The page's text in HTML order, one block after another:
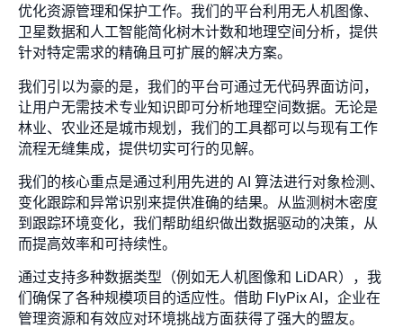
优化资源管理和保护工作。我们的平台利用无人机图像、
卫星数据和人工智能简化树木计数和地理空间分析，提供
针对特定需求的精确且可扩展的解决方案。
我们引以为豪的是，我们的平台可通过无代码界面访问，
让用户无需技术专业知识即可分析地理空间数据。无论是
林业、农业还是城市规划，我们的工具都可以与现有工作
流程无缝集成，提供切实可行的见解。
我们的核心重点是通过利用先进的 AI 算法进行对象检测、
变化跟踪和异常识别来提供准确的结果。从监测树木密度
到跟踪环境变化，我们帮助组织做出数据驱动的决策，从
而提高效率和可持续性。
通过支持多种数据类型（例如无人机图像和 LiDAR），我
们确保了各种规模项目的适应性。借助 FlyPix AI，企业在
管理资源和有效应对环境挑战方面获得了强大的盟友。